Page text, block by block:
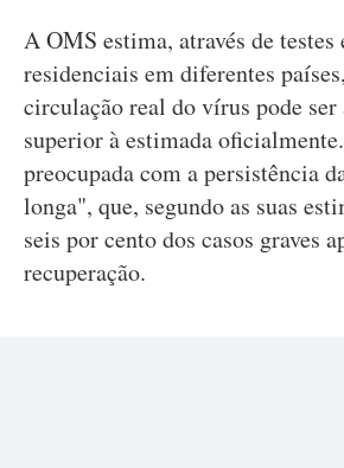
A OMS estima, através de testes
residenciais em diferentes
circulação real do vírus pode ser
superior à estimada
preocupada com a persistência
longa", que, segundo as suas
seis por cento dos casos graves
recuperação.